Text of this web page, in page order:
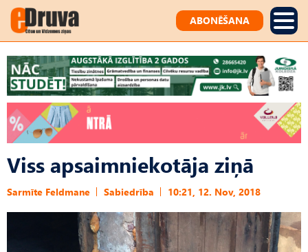
ABONĒŠANA
Viss apsaimniekotāja ziņā
Sarmīte Feldmane Sabiedrība 10:21, 12. Nov, 2018